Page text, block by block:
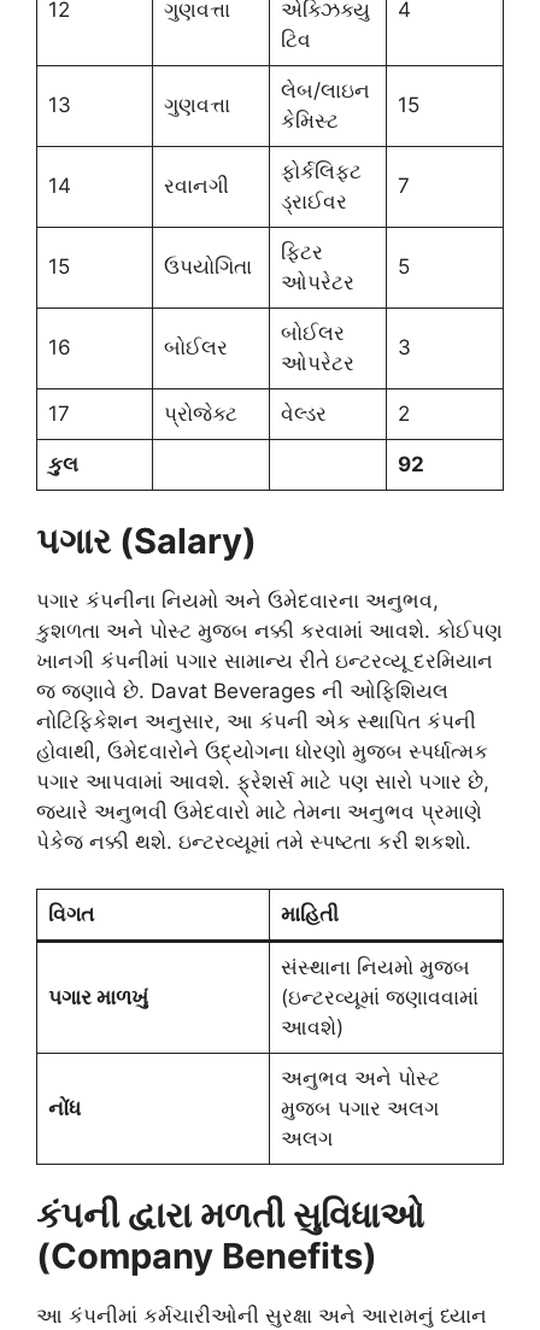
12 ગુણવત્તા
એક્ઝિક્યુ
ટિવ
4
13 ગુણવત્તા
લેબ/લાઇન
કેમિસ્ટ
15
14 રવાનગી
ફોર્કલિફ્ટ
ડ્રાઈવર
7
15 ઉપયોગિતા
ફિટર
ઓપરેટર
5
16 બોઈલર
બોઈલર
ઓપરેટર
3
17 પ્રોજેક્ટ વેલ્ડર 2
કુલ 92
પગાર (Salary)
પગાર કંપનીના નિયમો અને ઉમેદવારના અનુભવ,
કુશળતા અને પોસ્ટ મુજબ નક્કી કરવામાં આવશે. કોઈપણ
ખાનગી કંપનીમાં પગાર સામાન્ય રીતે ઇન્ટરવ્યૂ દરમિયાન
જ જણાવે છે. Davat Beverages ની ઓફિશિયલ
નોટિફિકેશન અનુસાર, આ કંપની એક સ્થાપિત કંપની
હોવાથી, ઉમેદવારોને ઉદ્યોગના ધોરણો મુજબ સ્પર્ધાત્મક
પગાર આપવામાં આવશે. ફ્રેશર્સ માટે પણ સારો પગાર છે,
જ્યારે અનુભવી ઉમેદવારો માટે તેમના અનુભવ પ્રમાણે
પેકેજ નક્કી થશે. ઇન્ટરવ્યૂમાં તમે સ્પષ્ટતા કરી શકશો.
વિગત માહિતી
પગાર માળખું
સંસ્થાના નિયમો મુજબ
(ઇન્ટરવ્યૂમાં જણાવવામાં
આવશે)
નોંધ
અનુભવ અને પોસ્ટ
મુજબ પગાર અલગ
અલગ
કંપની દ્વારા મળતી સુવિધાઓ
(Company Benefits)
આ કંપનીમાં કર્મચારીઓની સુરક્ષા અને આરામનું ધ્યાન